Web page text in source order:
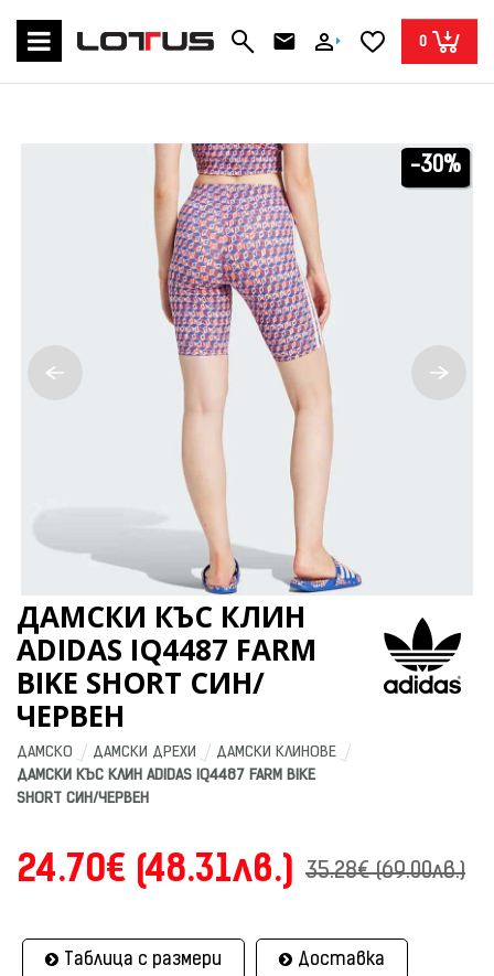
0
-30%
ДАМСКИ КЪС КЛИН
ADIDAS IQ4487 FARM
BIKE SHORT СИН/
ЧЕРВЕН
ДАМСКО ДАМСКИ ДРЕХИ
ДАМСКИ КЛИНОВЕ
ДАМСКИ КЪС КЛИН ADIDAS IQ4487 FARM BIKE
SHORT СИН/ЧЕРВЕН
24.70€ (48.31лв.) 35.28€ (69.00лв.)
Таблица с размери Доставка